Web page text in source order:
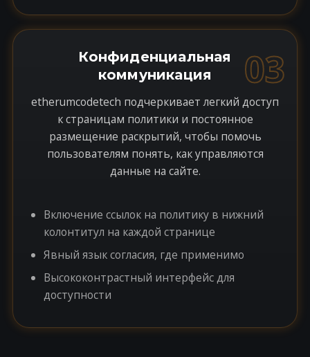
03
Конфиденциальная
коммуникация
etherumcodetech подчеркивает легкий доступ
к страницам политики и постоянное
размещение раскрытий, чтобы помочь
пользователям понять, как управляются
данные на сайте.
Включение ссылок на политику в нижний
колонтитул на каждой странице
Явный язык согласия, где применимо
Высококонтрастный интерфейс для
доступности